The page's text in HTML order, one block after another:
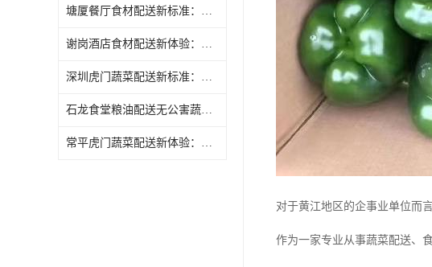
塘厦餐厅食材配送新标准：绿色食品认证
谢岗酒店食材配送新体验：全程可追溯
深圳虎门蔬菜配送新标准：绿色食品认证
石龙食堂粮油配送无公害蔬菜推广
常平虎门蔬菜配送新体验：全程可追溯
对于黄江地区的企事业单位而
作为一家专业从事蔬菜配送、